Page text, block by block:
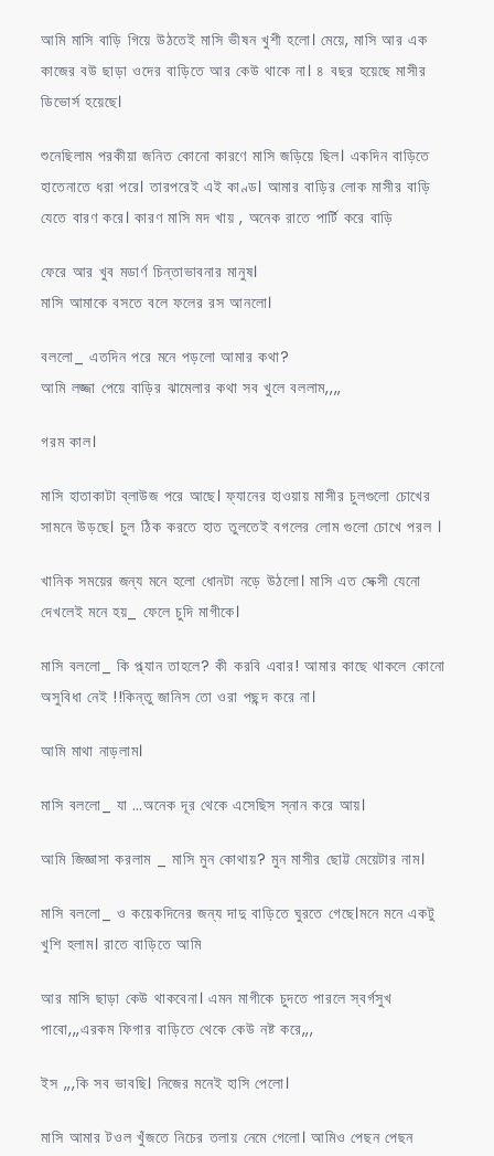
আমি মাসি বাড়ি গিয়ে উঠতেই মাসি ভীষন খুশী হলো। মেয়ে, মাসি আর এক
কাজের বউ ছাড়া ওদের বাড়িতে আর কেউ থাকে না। ৪ বছর হয়েছে মাসীর
ডিভোর্স হয়েছে।
শুনেছিলাম পরকীয়া জনিত কোনো কারণে মাসি জড়িয়ে ছিল। একদিন বাড়িতে
হাতেনাতে ধরা পরে। তারপরেই এই কাণ্ড। আমার বাড়ির লোক মাসীর বাড়ি
যেতে বারণ করে। কারণ মাসি মদ খায় , অনেক রাতে পার্টি করে বাড়ি
ফেরে আর খুব মডার্ণ চিন্তাভাবনার মানুষ।
মাসি আমাকে বসতে বলে ফলের রস আনলো।
বললো_ এতদিন পরে মনে পড়লো আমার কথা?
আমি লজ্জা পেয়ে বাড়ির ঝামেলার কথা সব খুলে বললাম,,,,
গরম কাল।
মাসি হাতাকাটা ব্লাউজ পরে আছে। ফ্যানের হাওয়ায় মাসীর চুলগুলো চোখের
সামনে উড়ছে। চুল ঠিক করতে হাত তুলতেই বগলের লোম গুলো চোখে পরল ।
খানিক সময়ের জন্য মনে হলো ধোনটা নড়ে উঠলো। মাসি এত সেক্সী যেনো
দেখলেই মনে হয়_ ফেলে চুদি মাগীকে।
মাসি বললো_ কি প্ল্যান তাহলে? কী করবি এবার! আমার কাছে থাকলে কোনো
অসুবিধা নেই !!কিন্তু জানিস তো ওরা পছন্দ করে না।
আমি মাথা নাড়লাম।
মাসি বললো_ যা …অনেক দূর থেকে এসেছিস স্নান করে আয়।
আমি জিজ্ঞাসা করলাম _ মাসি মুন কোথায়? মুন মাসীর ছোট্ট মেয়েটার নাম।
মাসি বললো_ ও কয়েকদিনের জন্য দাদু বাড়িতে ঘুরতে গেছে।মনে মনে একটু
খুশি হলাম। রাতে বাড়িতে আমি
আর মাসি ছাড়া কেউ থাকবেনা। এমন মাগীকে চুদতে পারলে স্বর্গসুখ
পাবো,,,এরকম ফিগার বাড়িতে থেকে কেউ নষ্ট করে,,,
ইস ,,,কি সব ভাবছি। নিজের মনেই হাসি পেলো।
মাসি আমার টওল খুঁজতে নিচের তলায় নেমে গেলো। আমিও পেছন পেছন